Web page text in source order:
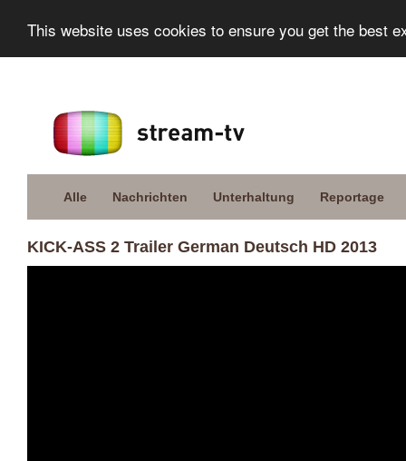
This website uses cookies to ensure you get the best
Alle Nachrichten Unterhaltung Reportage
KICK-ASS 2 Trailer German Deutsch HD 2013